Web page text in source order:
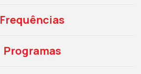
Frequências
Programas